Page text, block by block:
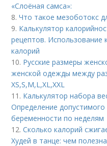
«Слоёная самса»:
8.Что такое мезоботокс
9. Калькулятор
рецептов. Использование
калорий
10. Русские размеры
женской одежды между
ХS,S,M,L,XL,XXL
11. Калькулятор набора
Определение
беременности по неделям
12.Сколько калорий
Худей в танце: чем